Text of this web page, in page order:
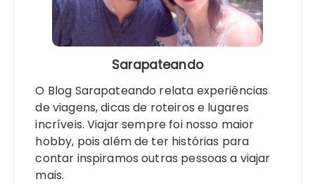
Sarapateando
O Blog Sarapateando relata experiências
de viagens, dicas de roteiros e lugares
incríveis. Viajar sempre foi nosso maior
hobby, pois além de ter histórias para
contar inspiramos outras pessoas a viajar
mais.